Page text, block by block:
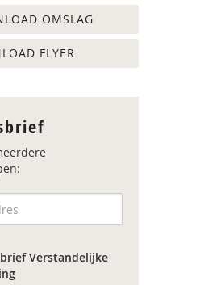
OMSLAG
FLYER
Verstandelijke